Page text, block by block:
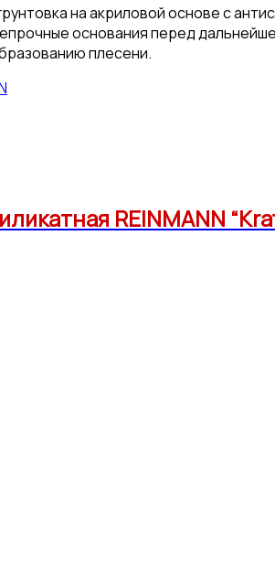
на акриловой основе с
основания перед
плесени.
REINMANN